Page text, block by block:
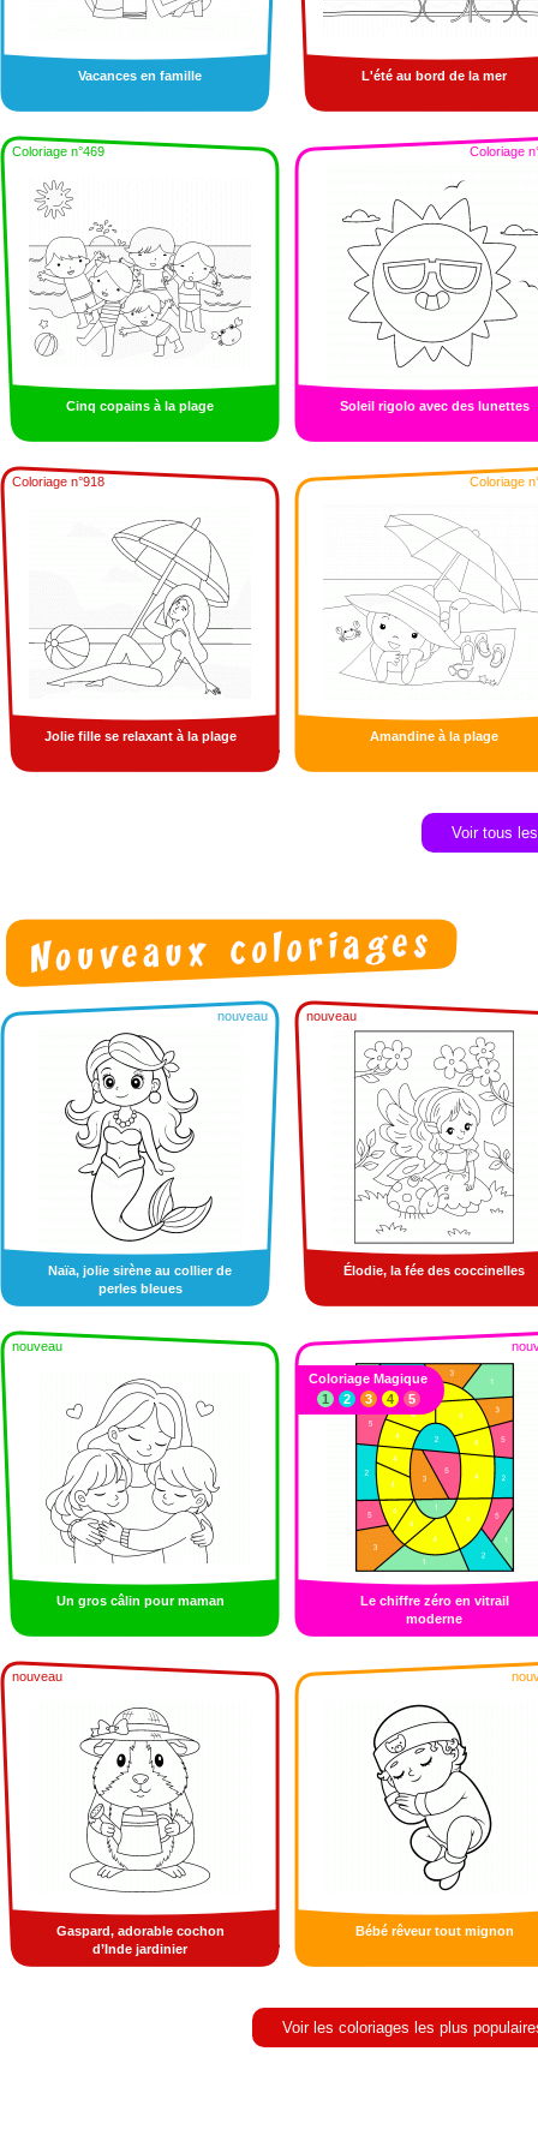
Vacances en famille L'été au bord de la mer
Coloriage n°469
Cinq copains à la plage
Coloriage
Soleil rigolo avec des lunettes
Coloriage n°918
Jolie fille se relaxant à la plage
Coloriage
Amandine à la plage
Voir tous
nouveau
Naïa, jolie sirène au collier de
perles bleues
nouveau
Élodie, la fée des coccinelles
nouveau
Un gros câlin pour maman
Le chiffre zéro en vitrail
moderne
Coloriage Magique
1
2 3 4 5
nouveau
Gaspard, adorable cochon
d’Inde jardinier
Bébé rêveur tout mignon
Voir les coloriages les plus